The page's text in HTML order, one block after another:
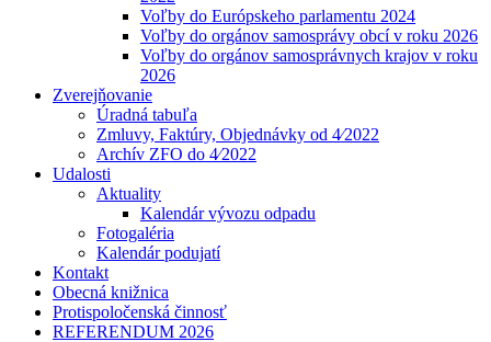
Voľby do Európskeho parlamentu 2024
Voľby do orgánov samosprávy obcí v roku 2026
Voľby do orgánov samosprávnych krajov v roku
2026
Zverejňovanie
Úradná tabuľa
Zmluvy, Faktúry, Objednávky od 4⁄2022
Archív ZFO do 4⁄2022
Udalosti
Aktuality
Kalendár vývozu odpadu
Fotogaléria
Kalendár podujatí
Kontakt
Obecná knižnica
Protispoločenská činnosť
REFERENDUM 2026